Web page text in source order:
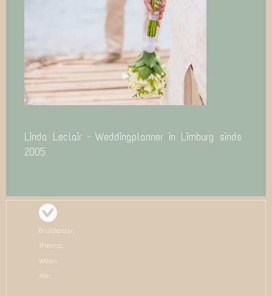
Linda Leclair – Weddingplanner in Limburg sinds
2005
Bruidspaar:
Thema:
Waar:
Als: